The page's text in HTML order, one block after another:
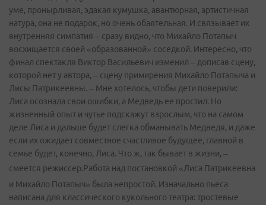
уме, пронырливая, эдакая кумушка, авантюрная, артистичная
натура, она не подарок, но очень обаятельная. И связывает их
внутренняя симпатия – сразу видно, что Михайло Потапыч
восхищается своей «образованной» соседкой. Интересно, что
финал спектакля Виктор Васильевич изменил – дописав сцену,
которой нет у автора, – сцену примирения Михайло Потапыча и
Лисы Патрикеевны. – Мне хотелось, чтобы дети поверили:
Лиса осознала свои ошибки, а Медведь ее простил. Но
жизненный опыт и чутье подскажут взрослым, что на самом
деле Лиса и дальше будет слегка обманывать Медведя, и даже
если их ожидает совместное счастливое будущее, главной в
семье будет, конечно, Лиса. Что ж, так бывает в жизни, –
смеется режиссер.Работа над постановкой «Лиса Патрикеевна
и Михайло Потапыч» была непростой. Изначально пьеса
написана для классического кукольного театра: тростевые